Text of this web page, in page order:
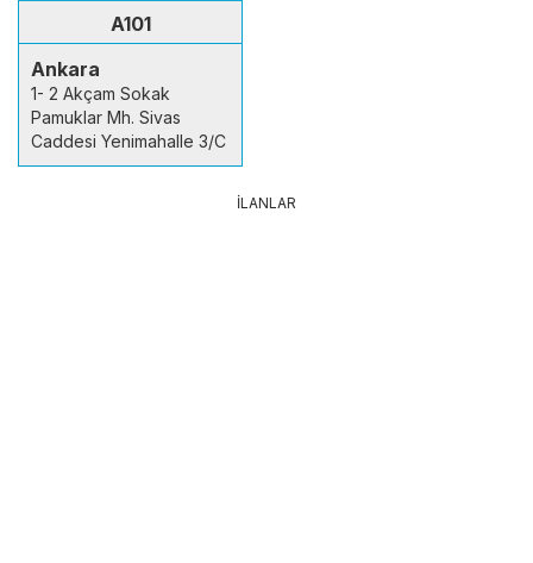
A101
Ankara
1- 2 Akçam Sokak
Pamuklar Mh. Sivas
Caddesi Yenimahalle 3/C
İLANLAR